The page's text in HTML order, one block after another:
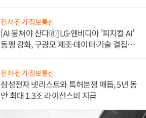
전자·전기·정보통신
[AI 뭉쳐야 산다⑧] LG·엔비디아 '피지컬 AI'
동맹 강화, 구광모 제조·데이터·기술 결집
전자·전기·정보통신
삼성전자 넷리스트와 특허분쟁 매듭, 5년 동
안 최대 1.3조 라이선스비 지급